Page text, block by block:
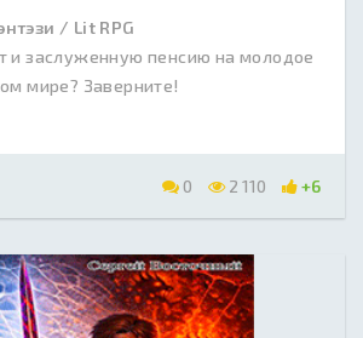
/ Lit RPG
и заслуженную пенсию на молодое
мире? Заверните!
0 2 110 +6